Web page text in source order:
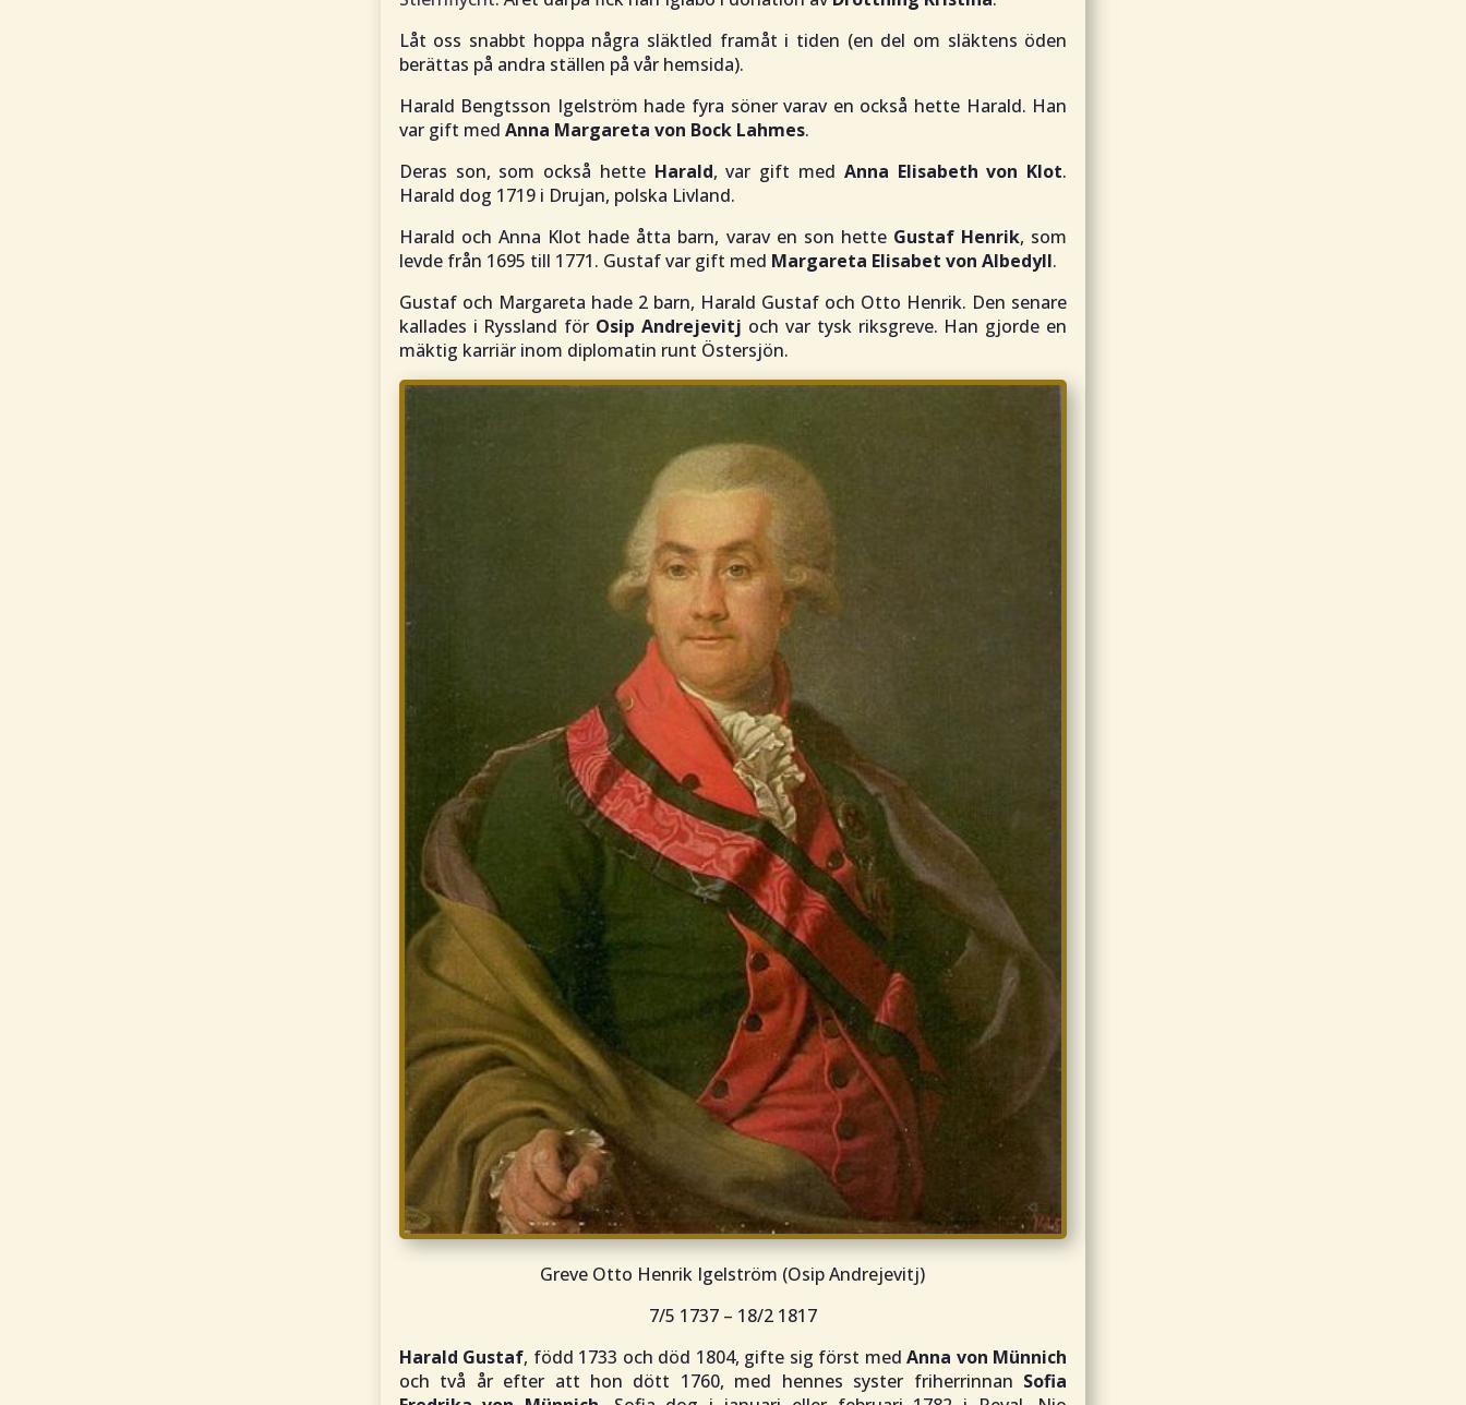
Låt oss snabbt hoppa några släktled framåt i tiden (en del om släktens öden
berättas på andra ställen på vår hemsida).
Harald Bengtsson Igelström hade fyra söner varav en också hette Harald. Han
var gift med Anna Margareta von Bock Lahmes.
Deras son, som också hette Harald, var gift med Anna Elisabeth von Klot.
Harald dog 1719 i Drujan, polska Livland.
Harald och Anna Klot hade åtta barn, varav en son hette Gustaf Henrik, som
levde från 1695 till 1771. Gustaf var gift med Margareta Elisabet von Albedyll.
Gustaf och Margareta hade 2 barn, Harald Gustaf och Otto Henrik. Den senare
kallades i Ryssland för Osip Andrejevitj och var tysk riksgreve. Han gjorde en
mäktig karriär inom diplomatin runt Östersjön.
Greve Otto Henrik Igelström (Osip Andrejevitj)
7/5 1737 – 18/2 1817
Harald Gustaf, född 1733 och död 1804, gifte sig först medAnna von Münnich
och två år efter att hon dött 1760, med hennes syster friherrinnan Sofia